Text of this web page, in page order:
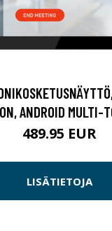
ANDROID MULTI-
489.95 EUR
LISÄTIETOJA